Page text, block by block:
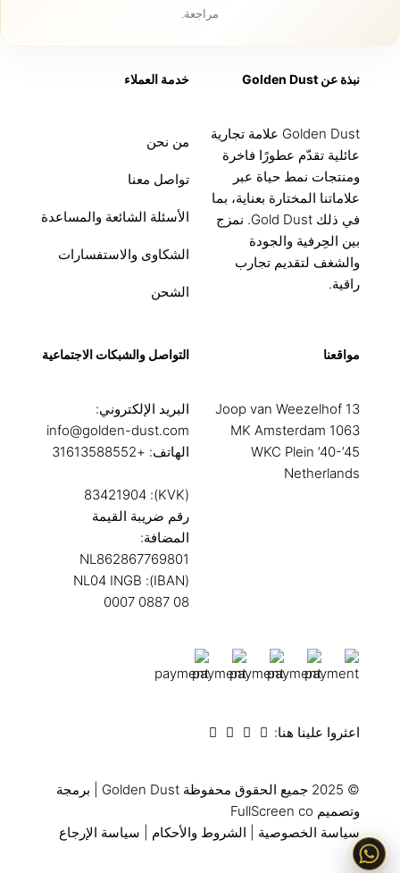
مراجعة.
نبذة عن Golden Dust
Golden Dust علامة تجارية
عائلية تقدّم عطورًا فاخرة
ومنتجات نمط حياة عبر
علاماتنا المختارة بعناية، بما
في ذلك Gold Dust. نمزج
بين الحِرفية والجودة
والشغف لتقديم تجارب
راقية.
خدمة العملاء
من نحن
تواصل معنا
الأسئلة الشائعة والمساعدة
الشكاوى والاستفسارات
الشحن
مواقعنا
Joop van Weezelhof 13
1063 MK Amsterdam
WKC Plein ’40-’45
Netherlands
التواصل والشبكات الاجتماعية
البريد الإلكتروني:
info@golden-dust.com
الهاتف: +31613588552
(KVK): 83421904
رقم ضريبة القيمة
المضافة:
NL862867769801
(IBAN): NL04 INGB
0007 0887 08
اعثروا علينا هنا:
© 2025 جميع الحقوق محفوظة Golden Dust | برمجة
وتصميم FullScreen co
سياسة الخصوصية
الشروط والأحكام سياسة الإرجاع